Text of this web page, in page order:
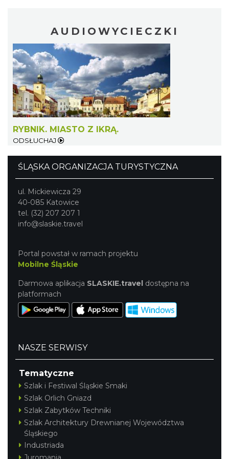
Święto Ziół w pszczyńskim skansenie
Pszczyna
28.63 km
AUDIOWYCIECZKI
RYBNIK. MIASTO Z IKRĄ.
ODSŁUCHAJ
ŚLĄSKA ORGANIZACJA TURYSTYCZNA
ul. Mickiewicza 29
40-085 Katowice
tel. (32) 207 207 1
info@slaskie.travel
Portal powstał w ramach projektu
Mobilne Śląskie
Darmowa aplikacja SLASKIE.travel dostępna na
platformach
NASZE SERWISY
Tematyczne
Szlak i Festiwal Śląskie Smaki
Szlak Orlich Gniazd
Szlak Zabytków Techniki
Szlak Architektury Drewnianej Województwa
Śląskiego
Industriada